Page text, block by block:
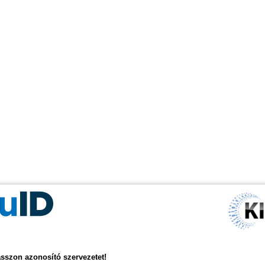
azonosító szervezetet!